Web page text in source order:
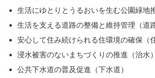
生活にゆとりとうるおいを生む公園緑地
生活を支える道路の整備と維持管理（道路
安心して住み続けられる住環境の確保（
浸水被害のないまちづくりの推進（治水）
公共下水道の普及促進（下水道）